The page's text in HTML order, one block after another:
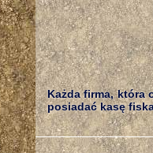
Każda firma, która
posiadać kasę